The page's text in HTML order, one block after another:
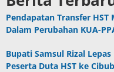
Pendapatan Transfer
Dalam Perubahan KUA-
Bupati Samsul Rizal
Peserta Duta HST ke